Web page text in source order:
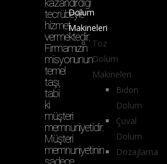
kazandırdığı
tecrübeyle
hizmet
vermektedir.
Firmamızın
misyonunun
temel
taşı,
tabi
ki
müşteri
memnuniyetidir.
Müşteri
memnuniyetinin
sadece
Dolum
Makineleri
Toz
Dolum
Makineleri
Bidon
Dolum
Çuval
Dolum
Dozajlama